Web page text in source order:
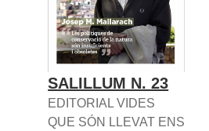
SALILLUM N. 23
EDITORIAL VIDES
QUE SÓN LLEVAT ENS